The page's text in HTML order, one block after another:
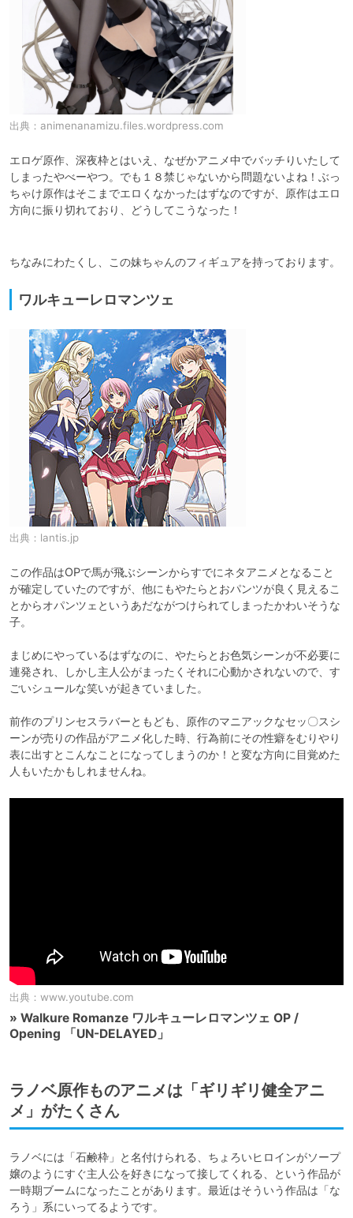
出典： animenanamizu.files.wordpress.com
エロゲ原作、深夜枠とはいえ、なぜかアニメ中でバッチりいたして
しまったやべーやつ。でも１８禁じゃないから問題ないよね！ぶっ
ちゃけ原作はそこまでエロくなかったはずなのですが、原作はエロ
方向に振り切れており、どうしてこうなった！
ワルキューレロマンツェ
出典： lantis.jp
この作品はOPで馬が飛ぶシーンからすでにネタアニメとなること
が確定していたのですが、他にもやたらとおパンツが良く見えるこ
とからオパンツェというあだながつけられてしまったかわいそうな
子。
まじめにやっているはずなのに、やたらとお色気シーンが不必要に
連発され、しかし主人公がまったくそれに心動かされないので、す
ごいシュールな笑いが起きていました。
前作のプリンセスラバーともども、原作のマニアックなセッ〇スシ
ーンが売りの作品がアニメ化した時、行為前にその性癖をむりやり
表に出すとこんなことになってしまうのか！と変な方向に目覚めた
人もいたかもしれませんね。
出典： www.youtube.com
» Walkure Romanze ワルキューレロマンツェ OP /
Opening 「UN-DELAYED」
ラノベ原作ものアニメは「ギリギリ健全アニ
メ」がたくさん
ラノベには「石鹸枠」と名付けられる、ちょろいヒロインがソープ
嬢のようにすぐ主人公を好きになって接してくれる、という作品が
一時期ブームになったことがあります。最近はそういう作品は「な